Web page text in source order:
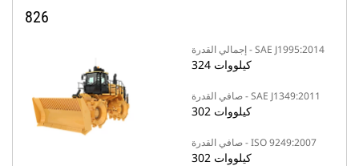
826
إجمالي القدرة - SAE J1995:2014
324 كيلووات
صافي القدرة - SAE J1349:2011
302 كيلووات
صافي القدرة - ISO 9249:2007
302 كيلووات